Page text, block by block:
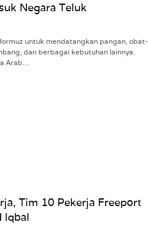
Negara Teluk
untuk mendatangkan pangan, obat-
dan berbagai kebutuhan lainnya.
Arab…
Tim 10 Pekerja Freeport
Iqbal